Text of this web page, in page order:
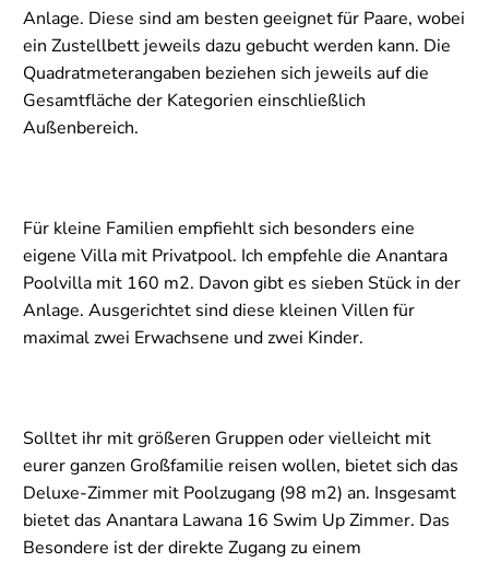
Anlage. Diese sind am besten geeignet für Paare, wobei
ein Zustellbett jeweils dazu gebucht werden kann. Die
Quadratmeterangaben beziehen sich jeweils auf die
Gesamtfläche der Kategorien einschließlich
Außenbereich.
Für kleine Familien empfiehlt sich besonders eine
eigene Villa mit Privatpool. Ich empfehle die Anantara
Poolvilla mit 160 m2. Davon gibt es sieben Stück in der
Anlage. Ausgerichtet sind diese kleinen Villen für
maximal zwei Erwachsene und zwei Kinder.
Solltet ihr mit größeren Gruppen oder vielleicht mit
eurer ganzen Großfamilie reisen wollen, bietet sich das
Deluxe-Zimmer mit Poolzugang (98 m2) an. Insgesamt
bietet das Anantara Lawana 16 Swim Up Zimmer. Das
Besondere ist der direkte Zugang zu einem